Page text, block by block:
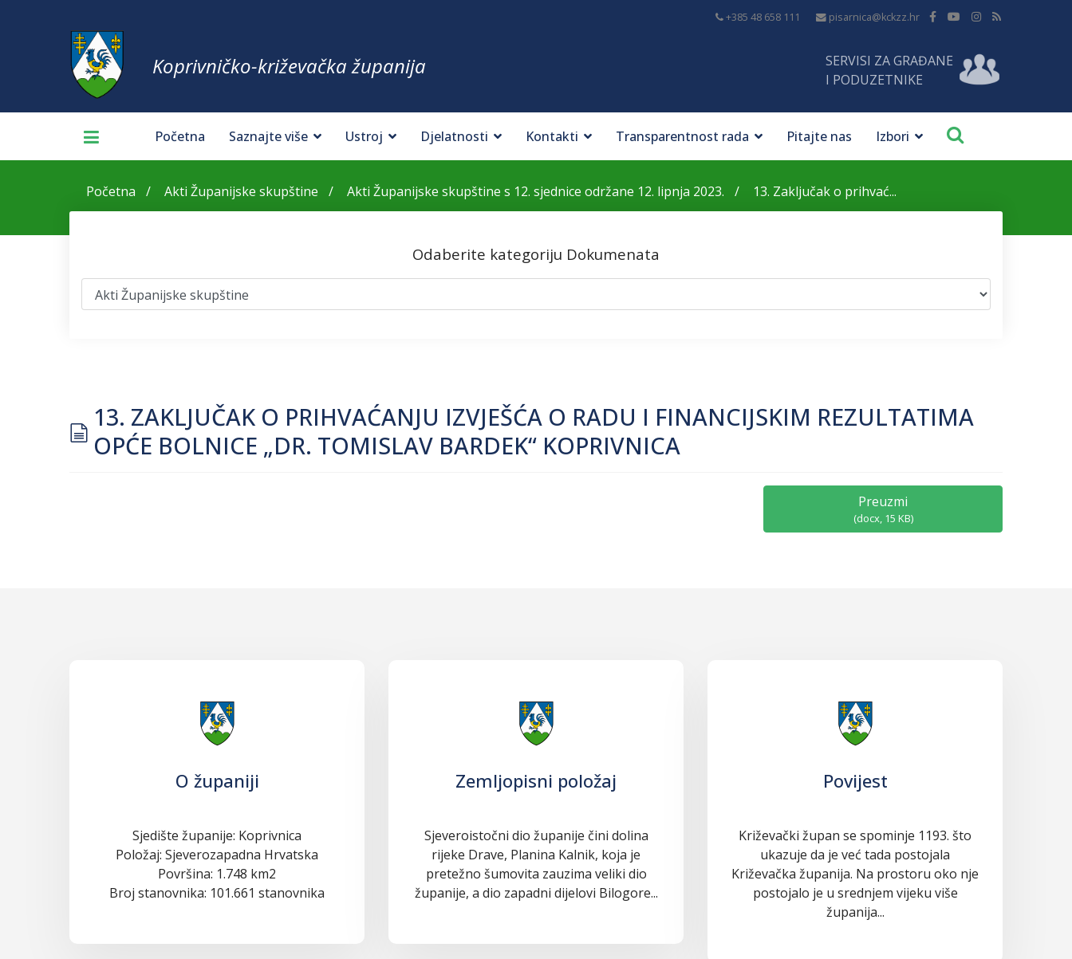
+385 48 658 111 pisarnica@kckzz.hr
Koprivničko-križevačka županija
SERVISI ZA GRAĐANE
I PODUZETNIKE
Početna Saznajte više Ustroj Djelatnosti Kontakti Transparentnost rada Pitajte nas Izbori
Početna Akti Županijske skupštine Akti Županijske skupštine s 12. sjednice održane 12. lipnja 2023. 13. Zaključak o prihvać...
Odaberite kategoriju Dokumenata
document
13. ZAKLJUČAK O PRIHVAĆANJU IZVJEŠĆA O RADU I FINANCIJSKIM REZULTATIMA
OPĆE BOLNICE „DR. TOMISLAV BARDEK“ KOPRIVNICA
Preuzmi
(docx, 15 KB)
O županiji
Sjedište županije: Koprivnica
Položaj: Sjeverozapadna Hrvatska
Površina: 1.748 km2
Broj stanovnika: 101.661 stanovnika
Zemljopisni položaj
Sjeveroistočni dio županije čini dolina
rijeke Drave, Planina Kalnik, koja je
pretežno šumovita zauzima veliki dio
županije, a dio zapadni dijelovi Bilogore...
Povijest
Križevački župan se spominje 1193. što
ukazuje da je već tada postojala
Križevačka županija. Na prostoru oko nje
postojalo je u srednjem vijeku više
županija...